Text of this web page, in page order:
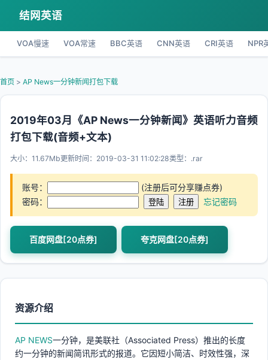
结网英语
VOA慢速 VOA常速 BBC英语 CNN英语 CRI英语 NPR
首页 > AP News一分钟新闻打包下载
2019年03月《AP News一分钟新闻》英语听力音频
打包下载(音频+文本)
大小：11.67Mb更新时间：2019-03-31 11:02:28类型：.rar
账号：
(注册后可分享赚点券)
密码：
忘记密码
百度网盘[20点券] 夸克网盘[20点券]
资源介绍
AP NEWS一分钟，是美联社（Associated Press）推出的长度
约一分钟的新闻简讯形式的报道。它因短小简洁、时效性强，深